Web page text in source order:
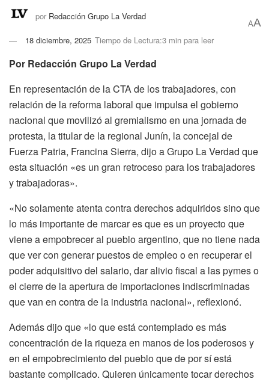
por Redacción Grupo La Verdad
18 diciembre, 2025 Tiempo de Lectura:3 min para leer
AA
Por Redacción Grupo La Verdad
En representación de la CTA de los trabajadores, con
relación de la reforma laboral que impulsa el gobierno
nacional que movilizó al gremialismo en una jornada de
protesta, la titular de la regional Junín, la concejal de
Fuerza Patria, Francina Sierra, dijo a Grupo La Verdad que
esta situación «es un gran retroceso para los trabajadores
y trabajadoras».
«No solamente atenta contra derechos adquiridos sino que
lo más importante de marcar es que es un proyecto que
viene a empobrecer al pueblo argentino, que no tiene nada
que ver con generar puestos de empleo o en recuperar el
poder adquisitivo del salario, dar alivio fiscal a las pymes o
el cierre de la apertura de importaciones indiscriminadas
que van en contra de la industria nacional», reflexionó.
Además dijo que «lo que está contemplado es más
concentración de la riqueza en manos de los poderosos y
en el empobrecimiento del pueblo que de por sí está
bastante complicado. Quieren únicamente tocar derechos